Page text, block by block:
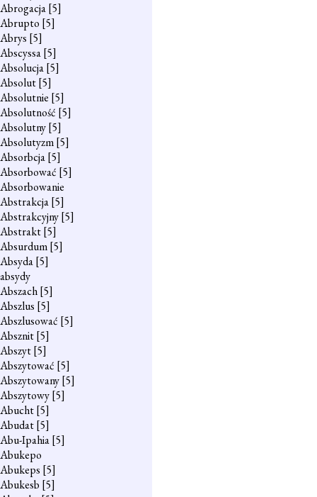
Abrogacja[5]
Abrupto [5]
Abrys [5]
Abscyssa[5]
Absolucja[5]
Absolut[5]
Absolutnie [5]
Absolutność [5]
Absolutny[5]
Absolutyzm[5]
Absorbcja[5]
Absorbować [5]
Absorbowanie
Abstrakcja[5]
Abstrakcyjny[5]
Abstrakt[5]
Absurdum[5]
Absyda[5]
absydy
Abszach[5]
Abszlus [5]
Abszlusować [5]
Absznit[5]
Abszyt[5]
Abszytować [5]
Abszytowany[5]
Abszytowy[5]
Abucht[5]
Abudat[5]
Abu-Ipahia[5]
Abukepo
Abukeps [5]
Abukesb [5]